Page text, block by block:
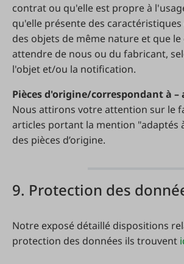
contrat ou qu'elle est propre à
qu'elle présente des
des objets de même nature et que
attendre de nous ou du fabricant,
l'objet et/ou la notification.
Pièces d'origine/correspondant à –
Nous attirons votre attention sur le
articles portant la mention "adaptés
des pièces d’origine.
9. Protection des
Notre exposé détaillé dispositions
protection des données ils trouvent